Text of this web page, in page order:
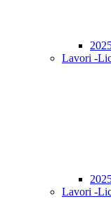
Lavori -
Lavori -